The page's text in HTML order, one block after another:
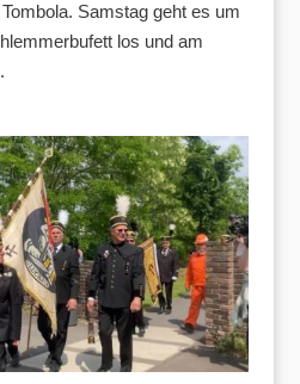
Samstag geht es um
los und am